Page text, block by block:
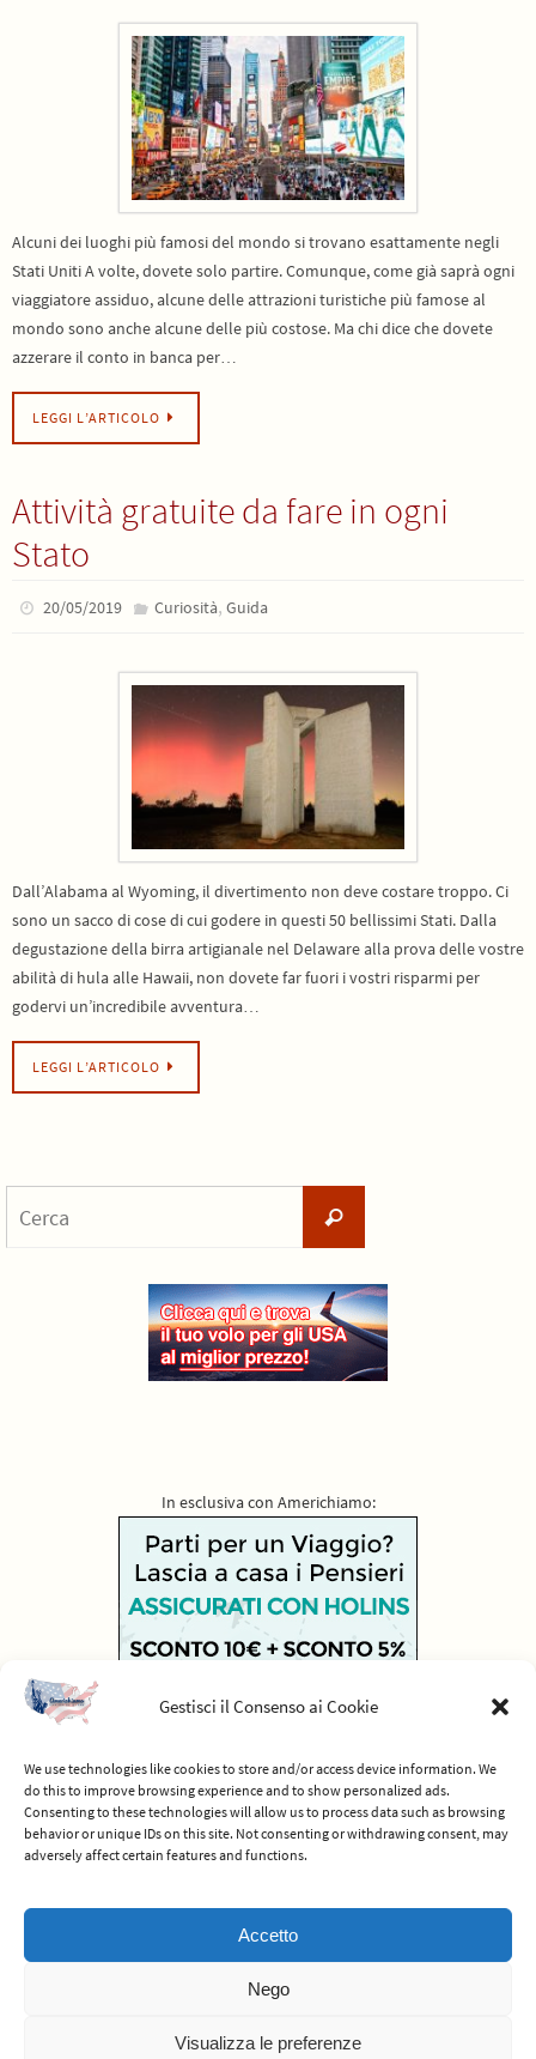
Gestisci il Consenso ai Cookie
We use technologies like cookies to store and/or access device information. We
do this to improve browsing experience and to show personalized ads.
Consenting to these technologies will allow us to process data such as browsing
behavior or unique IDs on this site. Not consenting or withdrawing consent, may
adversely affect certain features and functions.
Accetto
Nego
Visualizza le preferenze
Alcuni dei luoghi più famosi del mondo si trovano esattamente negli
Stati Uniti A volte, dovete solo partire. Comunque, come già saprà ogni
viaggiatore assiduo, alcune delle attrazioni turistiche più famose al
mondo sono anche alcune delle più costose. Ma chi dice che dovete
azzerare il conto in banca per…
LEGGI L’ARTICOLO
Attività gratuite da fare in ogni
Stato
20/05/2019 Curiosità, Guida
Dall’Alabama al Wyoming, il divertimento non deve costare troppo. Ci
sono un sacco di cose di cui godere in questi 50 bellissimi Stati. Dalla
degustazione della birra artigianale nel Delaware alla prova delle vostre
abilità di hula alle Hawaii, non dovete far fuori i vostri risparmi per
godervi un’incredibile avventura…
LEGGI L’ARTICOLO
Cerca
In esclusiva con Americhiamo:
© 2012-2026 Americhiamo - Tutti i diritti riservati -
Termini e condizioni
del servizio
Nirvana&